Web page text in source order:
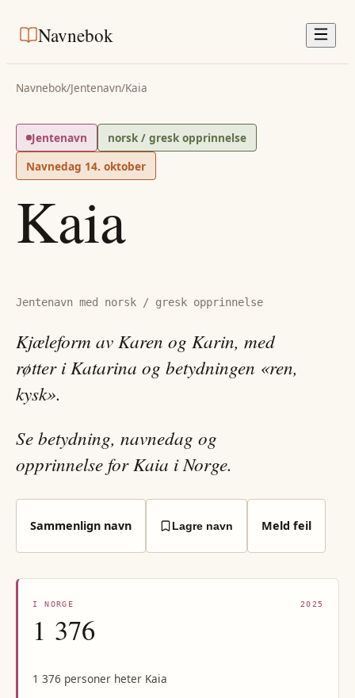
Navnebok
Navnebok/Jentenavn/Kaia
Jentenavn
norsk / gresk opprinnelse
Navnedag 14. oktober
Kaia
Jentenavn med norsk / gresk opprinnelse
Kjæleform av Karen og Karin, med
røtter i Katarina og betydningen «ren,
kysk».
Se betydning, navnedag og
opprinnelse for Kaia i Norge.
Sammenlign navn Lagre navn Meld feil
I NORGE 2025
1 376
1 376 personer heter Kaia